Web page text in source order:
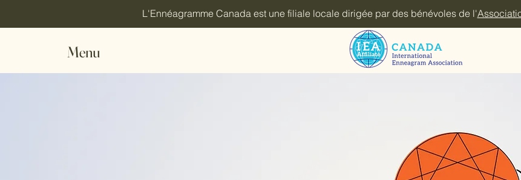
L'Ennéagramme Canada est une filiale locale dirigée par des bénévoles de l'
Menu